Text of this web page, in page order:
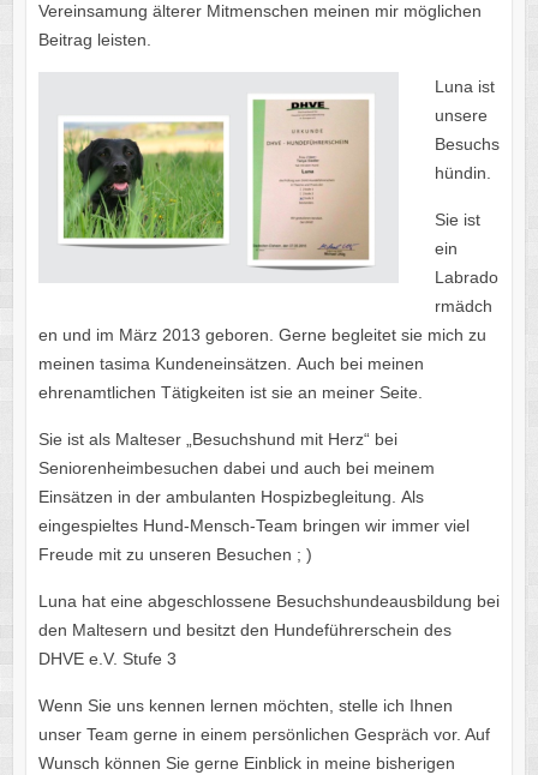
Vereinsamung älterer Mitmenschen meinen mir möglichen
Beitrag leisten.
Luna ist
unsere
Besuchs
hündin.
Sie ist
ein
Labrado
rmädch
en und im März 2013 geboren. Gerne begleitet sie mich zu
meinen tasima Kundeneinsätzen. Auch bei meinen
ehrenamtlichen Tätigkeiten ist sie an meiner Seite.
Sie ist als Malteser „Besuchshund mit Herz“ bei
Seniorenheimbesuchen dabei und auch bei meinem
Einsätzen in der ambulanten Hospizbegleitung. Als
eingespieltes Hund-Mensch-Team bringen wir immer viel
Freude mit zu unseren Besuchen ; )
Luna hat eine abgeschlossene Besuchshundeausbildung bei
den Maltesern und besitzt den Hundeführerschein des
DHVE e.V. Stufe 3
Wenn Sie uns kennen lernen möchten, stelle ich Ihnen
unser Team gerne in einem persönlichen Gespräch vor. Auf
Wunsch können Sie gerne Einblick in meine bisherigen